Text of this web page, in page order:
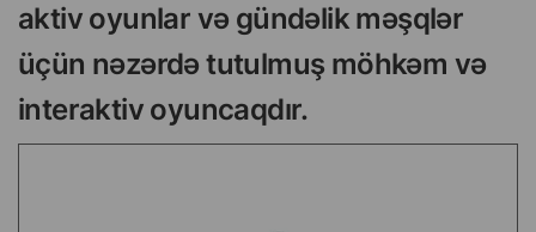
aktiv oyunlar və gündəlik məşqlər
üçün nəzərdə tutulmuş möhkəm və
interaktiv oyuncaqdır.